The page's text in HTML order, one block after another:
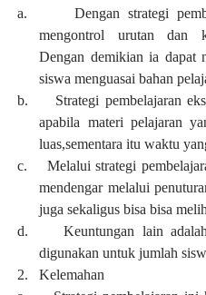
a.
Dengan strategi
mengontrol urutan dan
Dengan demikian ia dapat
siswa menguasai bahan
b.
Strategi pembelajaran
apabila materi pelajaran
luas,sementara itu waktu
c.
Melalui strategi
mendengar melalui
juga sekaligus bisa bisa
d.
Keuntungan lain
digunakan untuk jumlah
2.
Kelemahan